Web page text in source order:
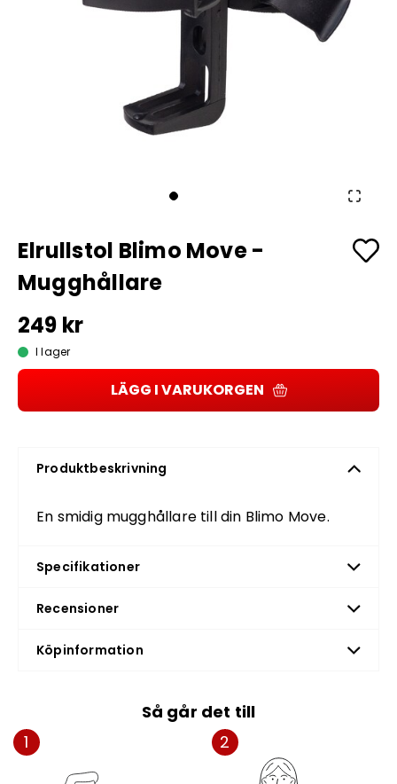
Elrullstol Blimo Move -
Mugghållare
249 kr
I lager
LÄGG I VARUKORGEN
Produktbeskrivning
En smidig mugghållare till din Blimo Move.
Specifikationer
Recensioner
Köpinformation
Så går det till
1
2